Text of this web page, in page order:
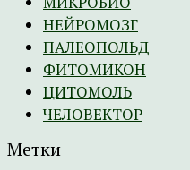
НЕЙРОМОЗГ
ПАЛЕОПОЛЬД
ФИТОМИКОН
ЦИТОМОЛЬ
ЧЕЛОВЕКТОР
Метки